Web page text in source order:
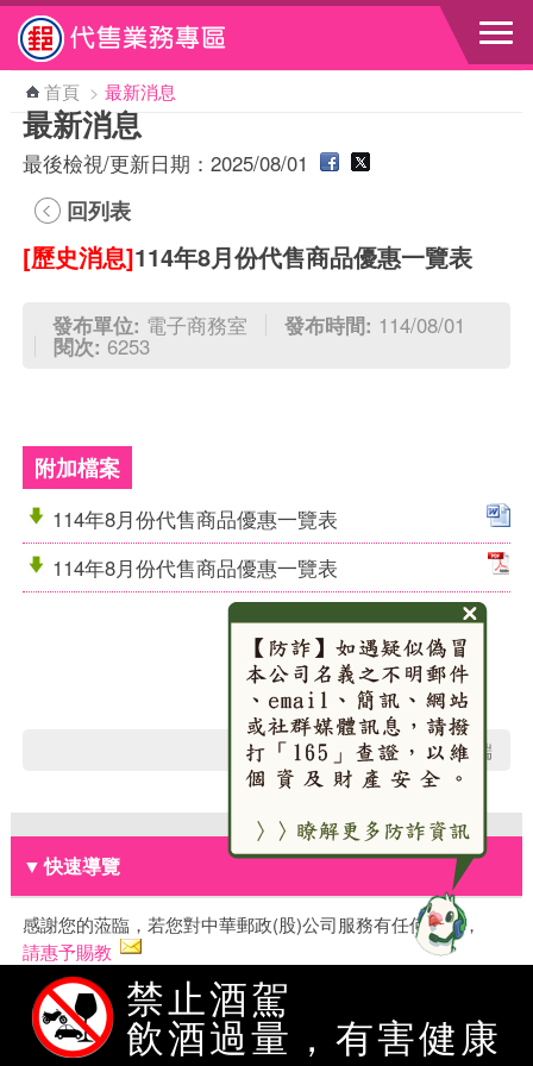
跳到主要內容區塊
禁止酒駕
飲酒過量，有害健康
首頁 > 最新消息
最新消息
最後檢視/更新日期：2025/08/01
回列表
[歷史消息]114年8月份代售商品優惠一覽表
發布單位: 電子商務室 發布時間: 114/08/01
閱次: 6253
附加檔案
114年8月份代售商品優惠一覽表
114年8月份代售商品優惠一覽表
回網頁頂端
▼ 快速導覽
感謝您的蒞臨，若您對中華郵政(股)公司服務有任何建議，
請惠予賜教
地址
106409 臺北市大安區金山南路2段55號
電話
（02）2321-4311、2392-1310、2393-1261、2321-
3625